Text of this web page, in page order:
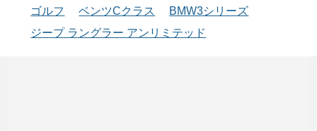
ゴルフ ベンツCクラス
BMW3シリーズ
ジープ ラングラー アンリミテッド